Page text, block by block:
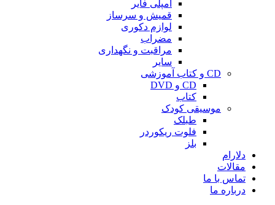
آمپلی فایر
قمیش و سرساز
لوازم دکوری
مضراب
مراقبت و نگهداری
سایر
CD و کتاب آموزشی
CD و DVD
کتاب
موسیقی کودک
طبلک
فلوت ریکوردر
بلز
دلارام
مقالات
تماس با ما
درباره ما